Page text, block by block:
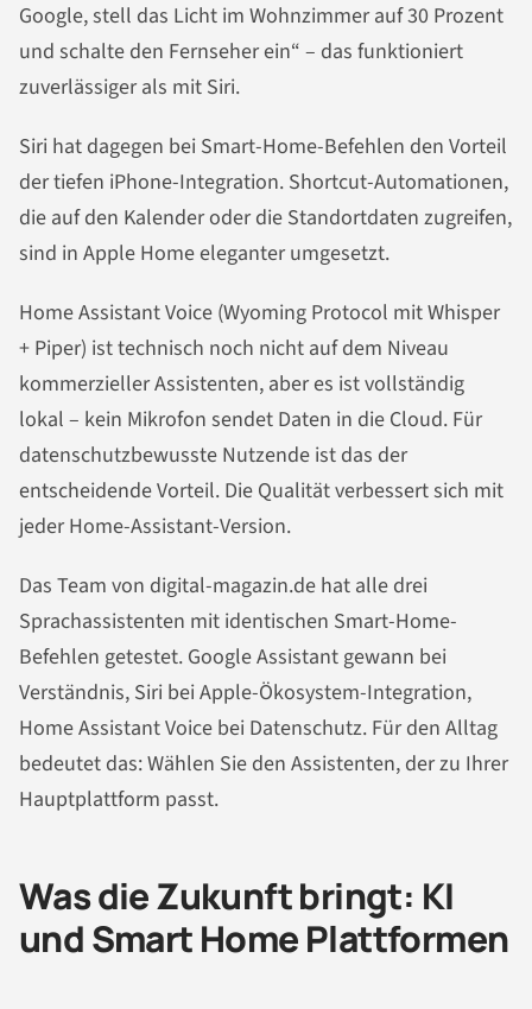
Google, stell das Licht im Wohnzimmer auf 30 Prozent
und schalte den Fernseher ein“ – das funktioniert
zuverlässiger als mit Siri.
Siri hat dagegen bei Smart-Home-Befehlen den Vorteil
der tiefen iPhone-Integration. Shortcut-Automationen,
die auf den Kalender oder die Standortdaten zugreifen,
sind in Apple Home eleganter umgesetzt.
Home Assistant Voice (Wyoming Protocol mit Whisper
+ Piper) ist technisch noch nicht auf dem Niveau
kommerzieller Assistenten, aber es ist vollständig
lokal – kein Mikrofon sendet Daten in die Cloud. Für
datenschutzbewusste Nutzende ist das der
entscheidende Vorteil. Die Qualität verbessert sich mit
jeder Home-Assistant-Version.
Das Team von digital-magazin.de hat alle drei
Sprachassistenten mit identischen Smart-Home-
Befehlen getestet. Google Assistant gewann bei
Verständnis, Siri bei Apple-Ökosystem-Integration,
Home Assistant Voice bei Datenschutz. Für den Alltag
bedeutet das: Wählen Sie den Assistenten, der zu Ihrer
Hauptplattform passt.
Was die Zukunft bringt: KI
und Smart Home Plattformen